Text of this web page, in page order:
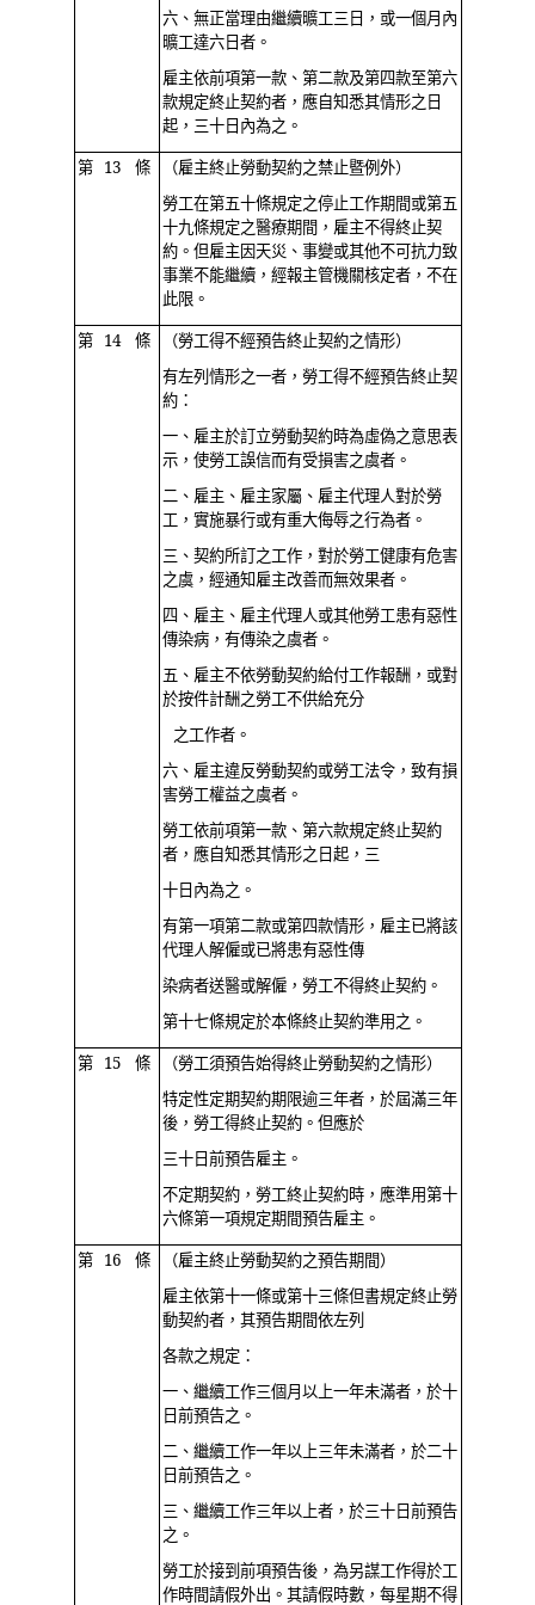
六、無正當理由繼續曠工三日，或一個月內
曠工達六日者。
雇主依前項第一款、第二款及第四款至第六
款規定終止契約者，應自知悉其情形之日
起，三十日內為之。
第 13 條
（雇主終止勞動契約之禁止暨例外）
勞工在第五十條規定之停止工作期間或第五
十九條規定之醫療期間，雇主不得終止契
約。但雇主因天災、事變或其他不可抗力致
事業不能繼續，經報主管機關核定者，不在
此限。
第 14 條
（勞工得不經預告終止契約之情形）
有左列情形之一者，勞工得不經預告終止契
約：
一、雇主於訂立勞動契約時為虛偽之意思表
示，使勞工誤信而有受損害之虞者。
二、雇主、雇主家屬、雇主代理人對於勞
工，實施暴行或有重大侮辱之行為者。
三、契約所訂之工作，對於勞工健康有危害
之虞，經通知雇主改善而無效果者。
四、雇主、雇主代理人或其他勞工患有惡性
傳染病，有傳染之虞者。
五、雇主不依勞動契約給付工作報酬，或對
於按件計酬之勞工不供給充分
之工作者。
六、雇主違反勞動契約或勞工法令，致有損
害勞工權益之虞者。
勞工依前項第一款、第六款規定終止契約
者，應自知悉其情形之日起，三
十日內為之。
有第一項第二款或第四款情形，雇主已將該
代理人解僱或已將患有惡性傳
染病者送醫或解僱，勞工不得終止契約。
第十七條規定於本條終止契約準用之。
第 15 條
（勞工須預告始得終止勞動契約之情形）
特定性定期契約期限逾三年者，於屆滿三年
後，勞工得終止契約。但應於
三十日前預告雇主。
不定期契約，勞工終止契約時，應準用第十
六條第一項規定期間預告雇主。
第 16 條
（雇主終止勞動契約之預告期間）
雇主依第十一條或第十三條但書規定終止勞
動契約者，其預告期間依左列
各款之規定：
一、繼續工作三個月以上一年未滿者，於十
日前預告之。
二、繼續工作一年以上三年未滿者，於二十
日前預告之。
三、繼續工作三年以上者，於三十日前預告
之。
勞工於接到前項預告後，為另謀工作得於工
作時間請假外出。其請假時數，每星期不得